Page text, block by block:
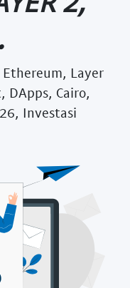
Layer
Cairo,
Investasi